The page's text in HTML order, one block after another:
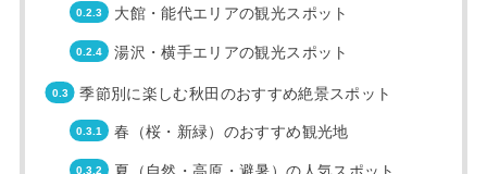
大館・能代エリアの観光スポット
湯沢・横手エリアの観光スポット
季節別に楽しむ秋田のおすすめ絶景スポット
春（桜・新緑）のおすすめ観光地
夏（自然・高原・避暑）の人気スポット